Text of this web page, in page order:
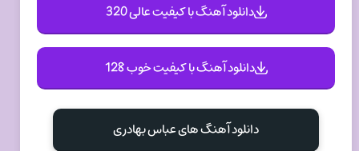
دانلود آهنگ با کیفیت عالی 320
دانلود آهنگ با کیفیت خوب 128
دانلود آهنگ های عباس بهادری